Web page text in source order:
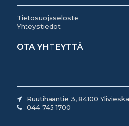
Tietosuojaseloste
Yhteystiedot
OTA YHTEYTTÄ
Ruutihaantie 3, 84100 Ylivieska
044 745 1700